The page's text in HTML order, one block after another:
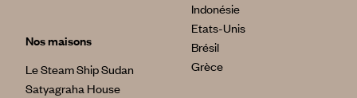
Nos maisons
Le Steam Ship Sudan
Satyagraha House
Indonésie
Etats-Unis
Brésil
Grèce